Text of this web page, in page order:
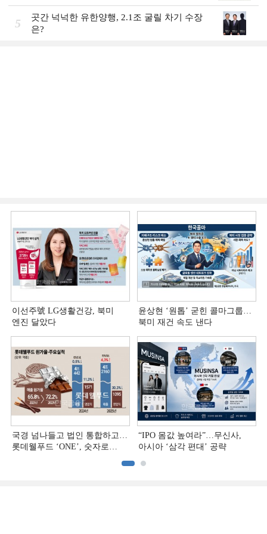
5
곳간 넉넉한 유한양행, 2.1조 굴릴 차기 수장
은?
이선주號 LG생활건강, 북미
엔진 달았다
윤상현 ‘원톱ʼ 굳힌 콜마그룹…
북미 재건 속도 낸다
국경 넘나들고 법인 통합하고…
롯데웰푸드 ‘ONE’, 숫자로
“IPO 몸값 높여라”…무신사,
아시아 ‘삼각 편대’ 공략